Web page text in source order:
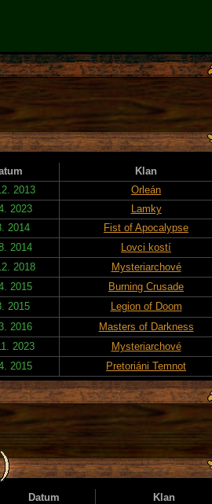
Klan
2013
Orleán
2023
Lamky
2014
Fist of Apocalypse
2014
Lovci kostí
2018
Mysteriarchové
2015
Burning Crusade
2015
Legion of Doom
2016
Masters of Darkness
2023
Mysteriarchové
2015 Pretoriáni Temnot
Datum
Klan